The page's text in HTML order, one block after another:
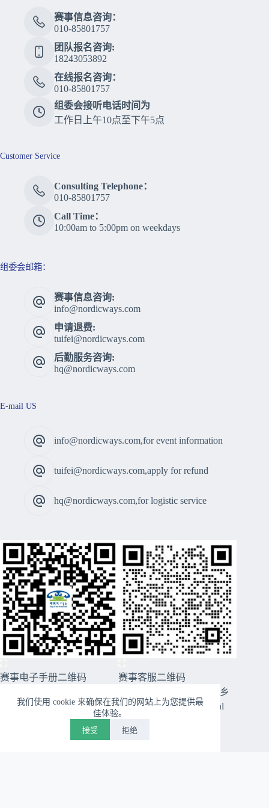
我们使用 cookie 来确保在我们的网站上为您提供最
佳体验。
接受 拒绝
赛事信息咨询：
010-85801757
团队报名咨询:
18243053892
在线报名咨询：
010-85801757
组委会接听电话时间为
工作日上午10点至下午5点
Customer Service
Consulting Telephone：
010-85801757
Call Time：
10:00am to 5:00pm on weekdays
组委会邮箱：
赛事信息咨询:
info@nordicways.com
申请退费:
tuifei@nordicways.com
后勤服务咨询:
hq@nordicways.com
E-mail US
info@nordicways.com,for event information
tuifei@nordicways.com,apply for refund
hq@nordicways.com,for logistic service
赛事电子手册二维码
赛事客服二维码
CopyRight © 2026 2026穿越西乌旗草原99号公路美丽乡
村跑暨第十届草原王挑战赛 - Nordicways. International